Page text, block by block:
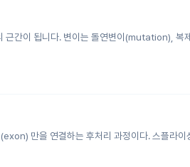
근간이 됩니다. 변이는 돌연변이(mutation), 복
만을 연결하는 후처리 과정이다. 스플라이